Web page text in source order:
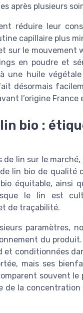
après plusieurs
réduire leur
capillaire plus
sur le
en poudre et
une huile
désormais
l’origine France
bio :
de lin sur le
lin bio de qualité
équitable, ainsi
le lin est
de traçabilité.
paramètres,
du
et conditionnées
mais ses
souvent le
de la